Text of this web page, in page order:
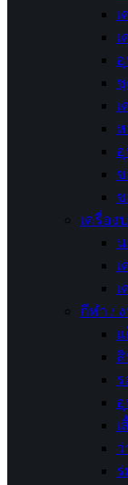
เ
เ
เ
ห
ข
ข
เครื่อง
เ
เ
กีฬา /
แ
ร
เ